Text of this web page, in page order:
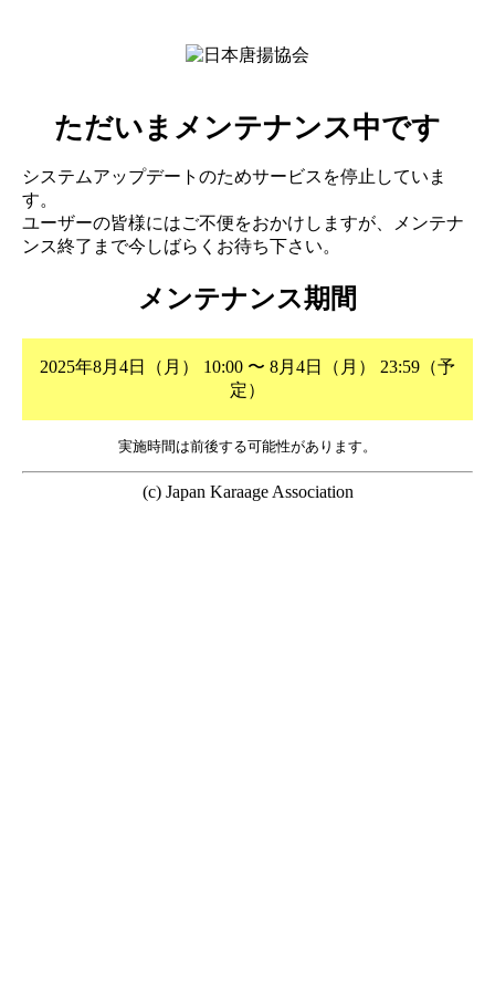
ただいまメンテナンス中です
システムアップデートのためサービスを停止していま
す。
ユーザーの皆様にはご不便をおかけしますが、メンテナ
ンス終了まで今しばらくお待ち下さい。
メンテナンス期間
2025年8月4日（月） 10:00 〜 8月4日（月） 23:59（予
定）
実施時間は前後する可能性があります。
(c) Japan Karaage Association